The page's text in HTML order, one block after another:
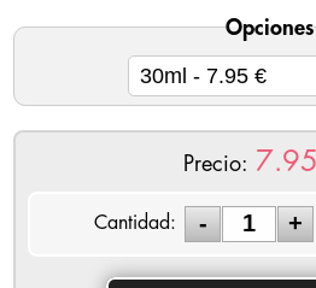
Opciones
Precio: 7.95
Cantidad: